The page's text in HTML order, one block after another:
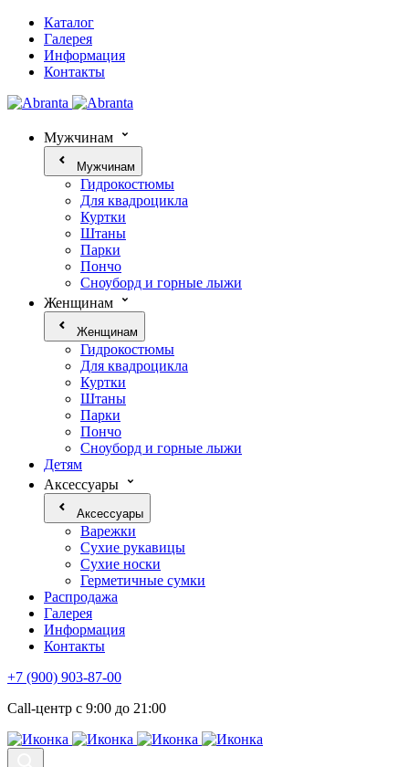
Каталог
Галерея
Информация
Контакты
Мужчинам
Мужчинам
Гидрокостюмы
Для квадроцикла
Куртки
Штаны
Парки
Пончо
Сноуборд и горные лыжи
Женщинам
Женщинам
Гидрокостюмы
Для квадроцикла
Куртки
Штаны
Парки
Пончо
Сноуборд и горные лыжи
Детям
Аксессуары
Аксессуары
Варежки
Сухие рукавицы
Сухие носки
Герметичные сумки
Распродажа
Галерея
Информация
Контакты
+7 (900) 903-87-00
Call-центр с 9:00 до 21:00